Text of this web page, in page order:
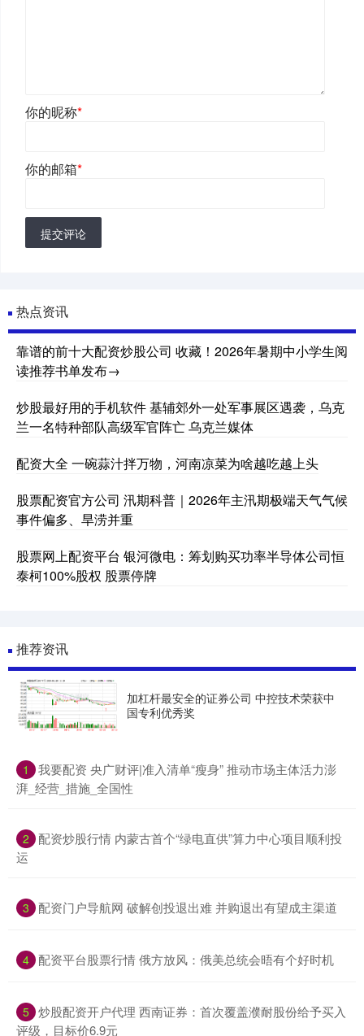
你的昵称*
你的邮箱*
提交评论
热点资讯
靠谱的前十大配资炒股公司 收藏！2026年暑期中小学生阅
读推荐书单发布→
炒股最好用的手机软件 基辅郊外一处军事展区遇袭，乌克
兰一名特种部队高级军官阵亡 乌克兰媒体
配资大全 一碗蒜汁拌万物，河南凉菜为啥越吃越上头
股票配资官方公司 汛期科普｜2026年主汛期极端天气气候
事件偏多、旱涝并重
股票网上配资平台 银河微电：筹划购买功率半导体公司恒
泰柯100%股权 股票停牌
推荐资讯
加杠杆最安全的证券公司 中控技术荣获中
国专利优秀奖
1
​我要配资 央广财评|准入清单“瘦身” 推动市场主体活力澎
湃_经营_措施_全国性
2 ​配资炒股行情 内蒙古首个“绿电直供”算力中心项目顺利投
运
3 ​配资门户导航网 破解创投退出难 并购退出有望成主渠道
4 ​配资平台股票行情 俄方放风：俄美总统会晤有个好时机
5 ​炒股配资开户代理 西南证券：首次覆盖濮耐股份给予买入
评级，目标价6.9元